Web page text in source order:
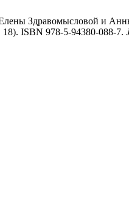
Здравомысловой и
ISBN 978-5-94380-088-7.